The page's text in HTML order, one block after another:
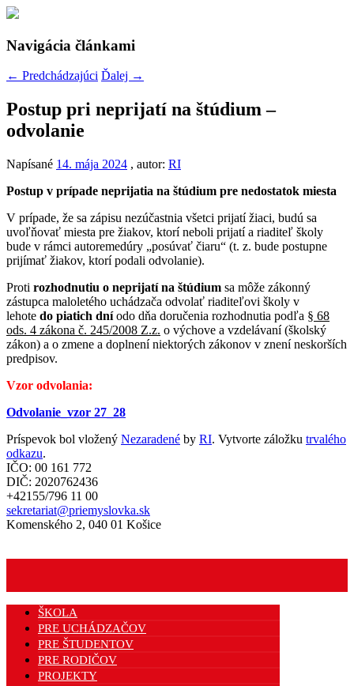
Navigácia článkami
← Predchádzajúci Ďalej →
Postup pri neprijatí na štúdium –
odvolanie
Napísané 14. mája 2024 , autor: RI
Postup v prípade neprijatia na štúdium pre nedostatok miesta
V prípade, že sa zápisu nezúčastnia všetci prijatí žiaci, budú sa
uvoľňovať miesta pre žiakov, ktorí neboli prijatí a riaditeľ školy
bude v rámci autoremedúry „posúvať čiaru“ (t. z. bude postupne
prijímať žiakov, ktorí podali odvolanie).
Proti rozhodnutiu o neprijatí na štúdium sa môže zákonný
zástupca maloletého uchádzača odvolať riaditeľovi školy v
lehote do piatich dníodo dňa doručenia rozhodnutia podľa § 68
ods. 4 zákona č. 245/2008 Z.z. o výchove a vzdelávaní (školský
zákon) a o zmene a doplnení niektorých zákonov v znení neskorších
predpisov.
Vzor odvolania:
Odvolanie_vzor 27_28
Príspevok bol vložený Nezaradené by RI. Vytvorte záložku trvalého
odkazu.
IČO: 00 161 772
DIČ: 2020762436
+42155/796 11 00
sekretariat@priemyslovka.sk
Komenského 2, 040 01 Košice
ŠKOLA
PRE UCHÁDZAČOV
PRE ŠTUDENTOV
PRE RODIČOV
PROJEKTY